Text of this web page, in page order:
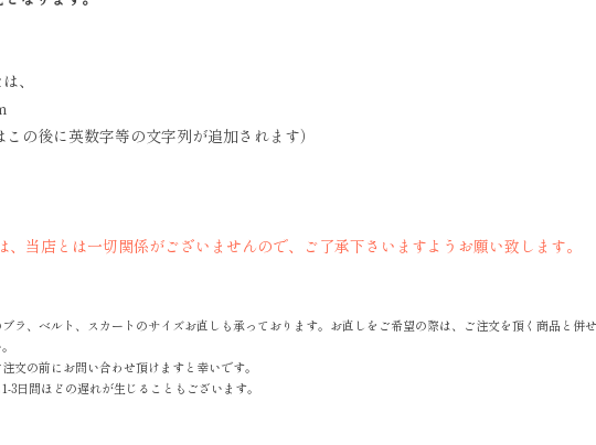
、
の後に英数字等の文字列が追加されます）
当店とは一切関係がございませんので、ご了承下さいますようお願い致します。
ラ、ベルト、スカートのサイズお直しも承っております。お直しをご希望の際は、ご注文を頂く商品と併
の前にお問い合わせ頂けますと幸いです。
日間ほどの遅れが生じることもございます。